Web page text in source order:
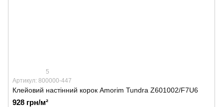
5
Артикул: 800000-447
Клейовий настінний корок Amorim Tundra Z601002/F7U6
928 грн/м²